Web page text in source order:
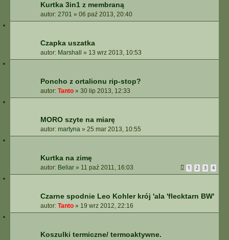
Kurtka 3in1 z membraną
autor: 2701 » 06 paź 2013, 20:40
Czapka uszatka
autor: Marshall » 13 wrz 2013, 10:53
Poncho z ortalionu rip-stop?
autor: Tanto » 30 lip 2013, 12:33
MORO szyte na miarę
autor: martyna » 25 mar 2013, 10:55
Kurtka na zimę
autor: Beliar » 11 paź 2011, 16:03 1 2 3 4
Czarne spodnie Leo Kohler krój 'ala 'flecktarn BW'
autor: Tanto » 19 wrz 2012, 22:16
Koszulki termiczne/ termoaktywne.